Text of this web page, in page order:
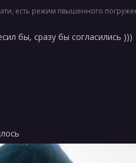
пвышенного погружения. Насколько я понял, выключает метки на карте и остров нужно самому
бы, сразу бы согласились )))